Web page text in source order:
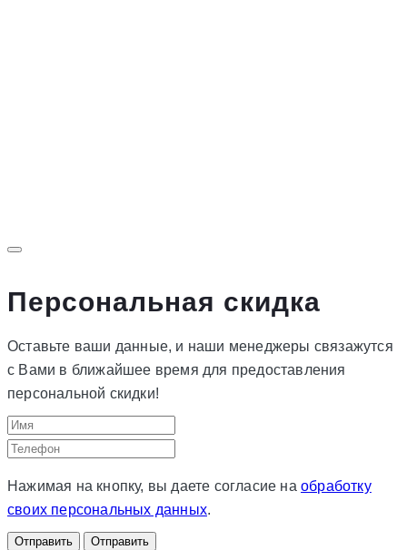
Персональная скидка
Оставьте ваши данные, и наши менеджеры связажутся
с Вами в ближайшее время для предоставления
персональной скидки!
Нажимая на кнопку, вы даете согласие наобработку
своих персональных данных.
Отправить Отправить